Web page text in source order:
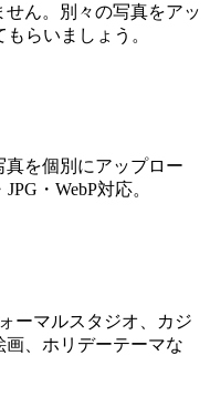
ん。別々の写真をアッ
らいましょう。
を個別にアップロー
・WebP対応。
ーマルスタジオ、カジ
画、ホリデーテーマな